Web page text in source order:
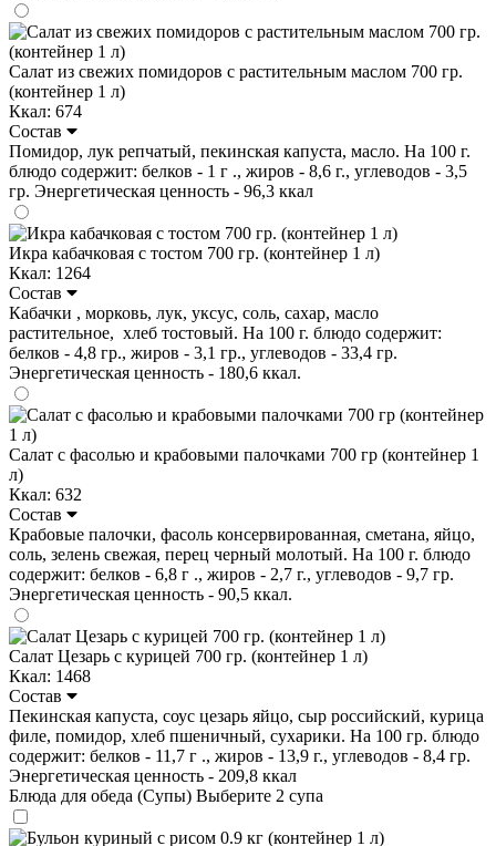
Салат из свежих помидоров с растительным маслом 700 гр.
(контейнер 1 л)
Ккал: 674
Состав
Помидор, лук репчатый, пекинская капуста, масло. На 100 г.
блюдо содержит: белков - 1 г ., жиров - 8,6 г., углеводов - 3,5
гр. Энергетическая ценность - 96,3 ккал
Икра кабачковая с тостом 700 гр. (контейнер 1 л)
Ккал: 1264
Состав
Кабачки , морковь, лук, уксус, соль, сахар, масло
растительное, хлеб тостовый. На 100 г. блюдо содержит:
белков - 4,8 гр., жиров - 3,1 гр., углеводов - 33,4 гр.
Энергетическая ценность - 180,6 ккал.
Салат с фасолью и крабовыми палочками 700 гр (контейнер 1
л)
Ккал: 632
Состав
Крабовые палочки, фасоль консервированная, сметана, яйцо,
соль, зелень свежая, перец черный молотый. На 100 г. блюдо
содержит: белков - 6,8 г ., жиров - 2,7 г., углеводов - 9,7 гр.
Энергетическая ценность - 90,5 ккал.
Салат Цезарь с курицей 700 гр. (контейнер 1 л)
Ккал: 1468
Состав
Пекинская капуста, соус цезарь яйцо, сыр российский, курица
филе, помидор, хлеб пшеничный, сухарики. На 100 гр. блюдо
содержит: белков - 11,7 г ., жиров - 13,9 г., углеводов - 8,4 гр.
Энергетическая ценность - 209,8 ккал
Блюда для обеда (Супы) Выберите 2 супа